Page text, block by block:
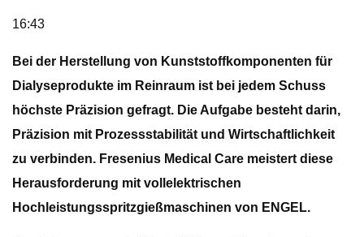
16:43
Bei der Herstellung von Kunststoffkomponenten für
Dialyseprodukte im Reinraum ist bei jedem Schuss
höchste Präzision gefragt. Die Aufgabe besteht darin,
Präzision mit Prozessstabilität und Wirtschaftlichkeit
zu verbinden. Fresenius Medical Care meistert diese
Herausforderung mit vollelektrischen
Hochleistungsspritzgießmaschinen von ENGEL.